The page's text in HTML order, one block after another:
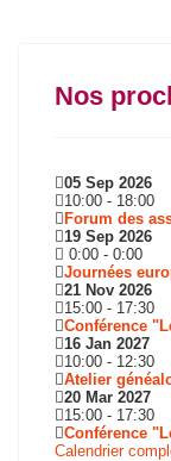
Nos
05 Sep 2026
10:00 - 18:00
Forum des
19 Sep 2026
0:00 - 0:00
Journées
21 Nov 2026
15:00 - 17:30
Conférence
16 Jan 2027
10:00 - 12:30
Atelier
20 Mar 2027
15:00 - 17:30
Conférence
Calendrier